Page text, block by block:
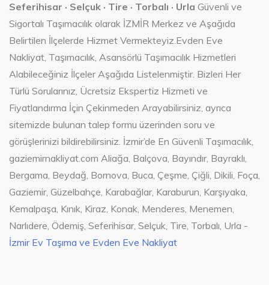
Seferihisar · Selçuk · Tire · Torbalı · Urla Güvenli ve
Sigortalı Taşımacılık olarak İZMİR Merkez ve Aşağıda
Belirtilen İlçelerde Hizmet Vermekteyiz.Evden Eve
Nakliyat, Taşımacılık, Asansörlü Taşımacılık Hizmetleri
Alabileceğiniz İlçeler Aşağıda Listelenmiştir. Bizleri Her
Türlü Sorularınız, Ücretsiz Ekspertiz Hizmeti ve
Fiyatlandırma İçin Çekinmeden Arayabilirsiniz, ayrıca
sitemizde bulunan talep formu üzerinden soru ve
görüşlerinizi bildirebilirsiniz. İzmir’de En Güvenli Taşımacılık,
gaziemirnakliyat.com Aliağa, Balçova, Bayındır, Bayraklı,
Bergama, Beydağ, Bornova, Buca, Çeşme, Çiğli, Dikili, Foça,
Gaziemir, Güzelbahçe, Karabağlar, Karaburun, Karşıyaka,
Kemalpaşa, Kınık, Kiraz, Konak, Menderes, Menemen,
Narlıdere, Ödemiş, Seferihisar, Selçuk, Tire, Torbalı, Urla -
İzmir Ev Taşıma ve Evden Eve Nakliyat